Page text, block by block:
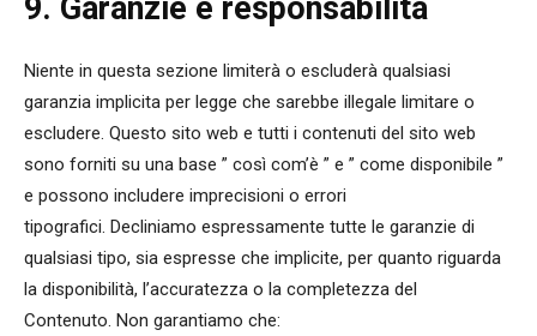
9. Garanzie e responsabilità
Niente in questa sezione limiterà o escluderà qualsiasi
garanzia implicita per legge che sarebbe illegale limitare o
escludere. Questo sito web e tutti i contenuti del sito web
sono forniti su una base ” così com’è ” e ” come disponibile ”
e possono includere imprecisioni o errori
tipografici. Decliniamo espressamente tutte le garanzie di
qualsiasi tipo, sia espresse che implicite, per quanto riguarda
la disponibilità, l’accuratezza o la completezza del
Contenuto. Non garantiamo che: